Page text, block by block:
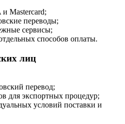
Mastercard;
переводы;
сервисы;
способов оплаты.
лиц
перевод;
для экспортных процедур;
условий поставки и